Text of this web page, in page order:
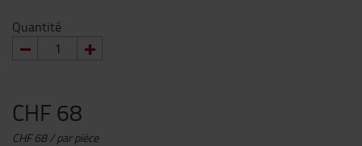
Quantité
CHF 68
CHF 68 / par pièce